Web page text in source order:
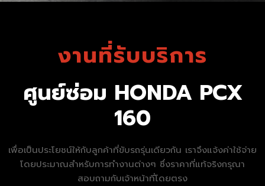
งานที่รับบริการ
ศูนย์ซ่อม HONDA PCX
160
เพื่อเป็นประโยชน์ให้กับลูกค้าที่ขับรถรุ่นเดียวกัน เราจึงแจ้งค่าใช้จ่าย
โดยประมาณสำหรับการทำงานต่างๆ ซึ่งราคาที่แท้จริงกรุณา
สอบถามกับเจ้าหน้าที่โดยตรง